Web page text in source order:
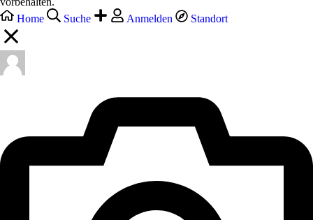
Home
Suche Anmelden Standort